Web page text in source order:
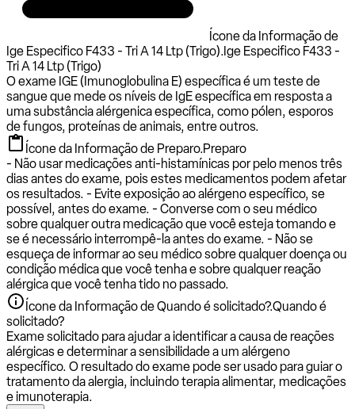
Ícone da Informação de
Ige Especifico F433 - Tri A 14 Ltp (Trigo).Ige Especifico F433 -
Tri A 14 Ltp (Trigo)
O exame IGE (Imunoglobulina E) específica é um teste de
sangue que mede os níveis de IgE específica em resposta a
uma substância alérgenica específica, como pólen, esporos
de fungos, proteínas de animais, entre outros.
Ícone da Informação de Preparo.Preparo
- Não usar medicações anti-histamínicas por pelo menos três
dias antes do exame, pois estes medicamentos podem afetar
os resultados. - Evite exposição ao alérgeno específico, se
possível, antes do exame. - Converse com o seu médico
sobre qualquer outra medicação que você esteja tomando e
se é necessário interrompê-la antes do exame. - Não se
esqueça de informar ao seu médico sobre qualquer doença ou
condição médica que você tenha e sobre qualquer reação
alérgica que você tenha tido no passado.
Ícone da Informação de Quando é solicitado?.Quando é
solicitado?
Exame solicitado para ajudar a identificar a causa de reações
alérgicas e determinar a sensibilidade a um alérgeno
específico. O resultado do exame pode ser usado para guiar o
tratamento da alergia, incluindo terapia alimentar, medicações
e imunoterapia.